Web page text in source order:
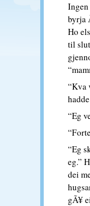
Ingen
byrja
Ho
til
“Kva
“Eg
“Eg
eg.”
dei
gÃ¥